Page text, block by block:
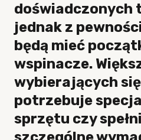
doświadczonych
jednak z
będą mieć
wspinacze.
wybierających
potrzebuje
sprzętu czy